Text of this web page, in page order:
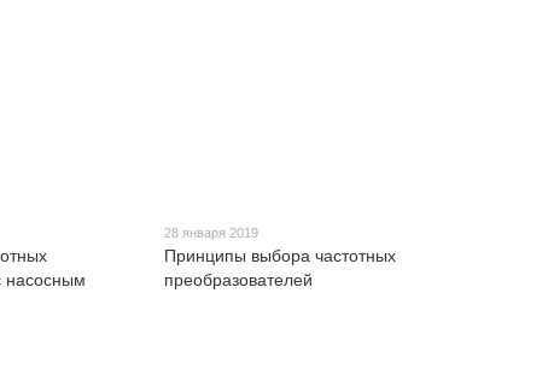
насосным
28 января 2019
Принципы выбора частотных
преобразователей